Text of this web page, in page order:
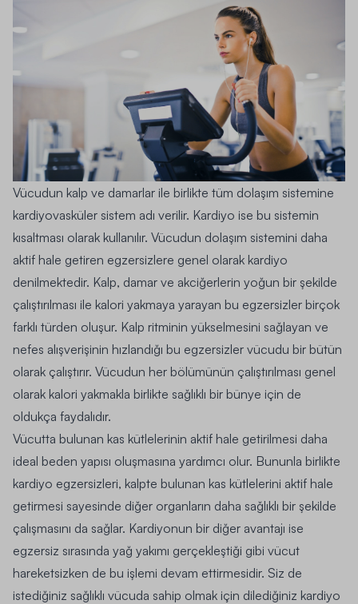
Vücudun kalp ve damarlar ile birlikte tüm dolaşım sistemine
kardiyovasküler sistem adı verilir. Kardiyo ise bu sistemin
kısaltması olarak kullanılır. Vücudun dolaşım sistemini daha
aktif hale getiren egzersizlere genel olarak kardiyo
denilmektedir. Kalp, damar ve akciğerlerin yoğun bir şekilde
çalıştırılması ile kalori yakmaya yarayan bu egzersizler birçok
farklı türden oluşur. Kalp ritminin yükselmesini sağlayan ve
nefes alışverişinin hızlandığı bu egzersizler vücudu bir bütün
olarak çalıştırır. Vücudun her bölümünün çalıştırılması genel
olarak kalori yakmakla birlikte sağlıklı bir bünye için de
oldukça faydalıdır.
Vücutta bulunan kas kütlelerinin aktif hale getirilmesi daha
ideal beden yapısı oluşmasına yardımcı olur. Bununla birlikte
kardiyo egzersizleri, kalpte bulunan kas kütlelerini aktif hale
getirmesi sayesinde diğer organların daha sağlıklı bir şekilde
çalışmasını da sağlar. Kardiyonun bir diğer avantajı ise
egzersiz sırasında yağ yakımı gerçekleştiği gibi vücut
hareketsizken de bu işlemi devam ettirmesidir. Siz de
istediğiniz sağlıklı vücuda sahip olmak için dilediğiniz kardiyo